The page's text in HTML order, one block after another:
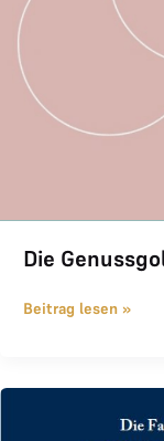
Die
Beitrag lesen »